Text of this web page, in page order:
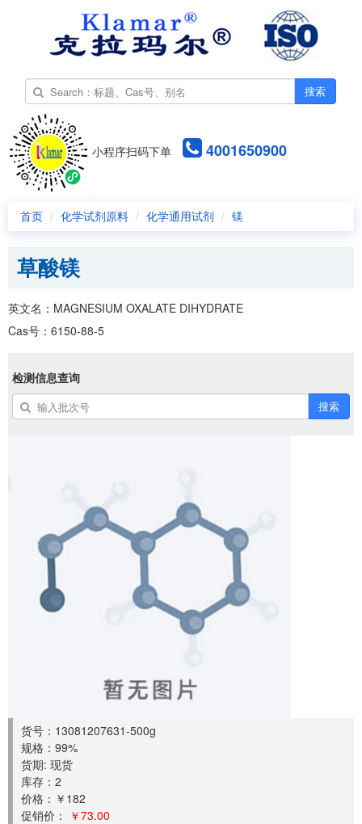
搜索
小程序扫码下单 4001650900
首页 化学试剂原料 化学通用试剂 镁
草酸镁
英文名：MAGNESIUM OXALATE DIHYDRATE
Cas号：6150-88-5
检测信息查询
搜索
货号：13081207631-500g
规格：99%
货期: 现货
库存：2
价格：￥182
促销价：
￥73.00